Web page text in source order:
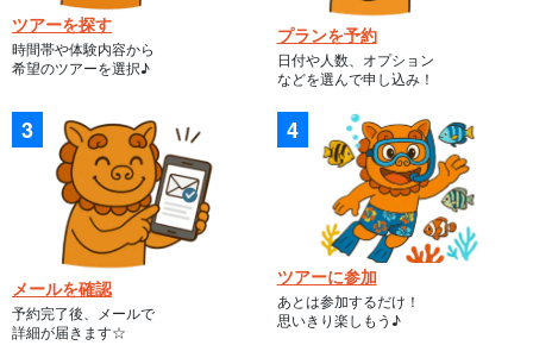
ツアーを探す
時間帯や体験内容から
希望のツアーを選択♪
プランを予約
日付や人数、オプション
などを選んで申し込み！
メールを確認
予約完了後、メールで
詳細が届きます☆
ツアーに参加
あとは参加するだけ！
思いきり楽しもう♪